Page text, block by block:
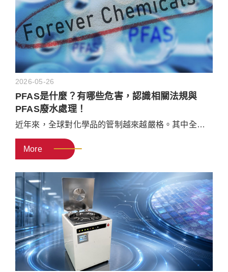
2026-05-26
PFAS是什麼？有哪些危害，認識相關法規與
PFAS廢水處理！
近年來，全球對化學品的管制越來越嚴格。其中全氟
／多氟烷基物質（PFAS）因為難以在自然環境中分
解，被稱為「永久性化學物質」，成為世界各國重點
與半導體產業來說，帶來必須盡快尋找替代材料，以
及升級廢水處理設備的雙重壓力。
More